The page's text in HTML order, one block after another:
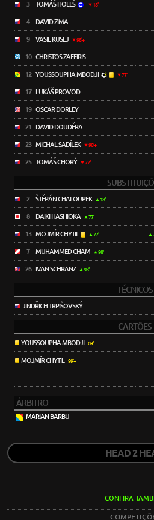
3 TOMÁŠ HOLEŠ 18'
4 DAVID ZIMA
9 VASIL KUSEJ 98'+
10 CHRISTOS ZAFEIRIS
12 YOUSSOUPHA MBODJI 77'
17 LUKÁŠ PROVOD
19 OSCAR DORLEY
21 DAVID DOUDĚRA
23 MICHAL SADÍLEK 98'+
25 TOMÁŠ CHORÝ 77'
2 ŠTĚPÁN CHALOUPEK 18'
8 DAIKI HASHIOKA 77'
13 MOJMÍR CHYTIL 77'
7 MUHAMMED CHAM 98'
26 IVAN SCHRANZ 98'
TÉCNICOS
JINDŘICH TRPIŠOVSKÝ
CARTÕES
YOUSSOUPHA MBODJI 69'
MOJMÍR CHYTIL 99'+
ÁRBITRO
MARIAN BARBU
HEAD 2
CONFIRA